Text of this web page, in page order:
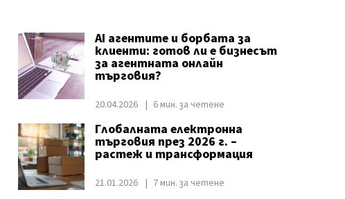
AI агентите и борбата за
клиенти: готов ли е бизнесът
за агентната онлайн
търговия?
20.04.2026 6 мин. за четене
Глобалната електронна
търговия през 2026 г. –
растеж и трансформация
21.01.2026 7 мин. за четене